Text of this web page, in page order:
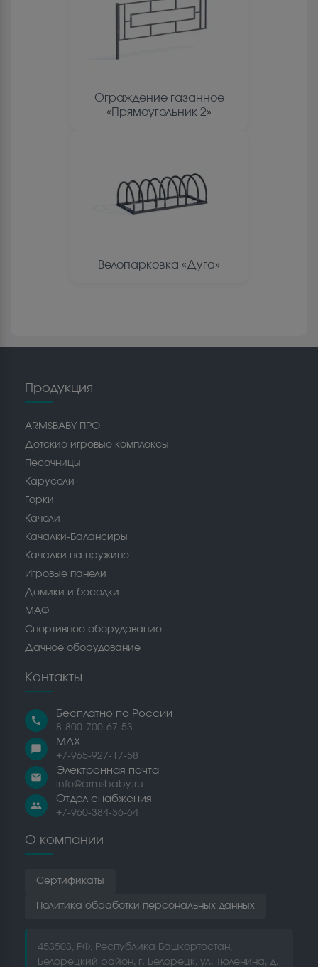
Ограждение газанное
«Прямоугольник 2»
Велопарковка «Дуга»
Продукция
ARMSBABY ПРО
Детские игровые комплексы
Песочницы
Карусели
Горки
Качели
Качалки-Балансиры
Качалки на пружине
Игровые панели
Домики и беседки
МАФ
Спортивное оборудование
Дачное оборудование
Контакты
call
Бесплатно по России
8-800-700-67-53
chat_bubble
MAX
+7-965-927-17-58
email
Электронная почта
info@armsbaby.ru
people
Отдел снабжения
+7-960-384-36-64
О компании
Сертификаты
Политика обработки персональных данных
453503, РФ, Республика Башкортостан,
Белорецкий район, г. Белорецк, ул. Тюленина, д.